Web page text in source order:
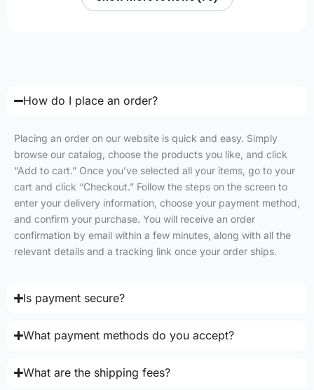
How do I place an order?
Placing an order on our website is quick and easy. Simply
browse our catalog, choose the products you like, and click
“Add to cart.” Once you’ve selected all your items, go to your
cart and click “Checkout.” Follow the steps on the screen to
enter your delivery information, choose your payment method,
and confirm your purchase. You will receive an order
confirmation by email within a few minutes, along with all the
relevant details and a tracking link once your order ships.
Is payment secure?
What payment methods do you accept?
What are the shipping fees?